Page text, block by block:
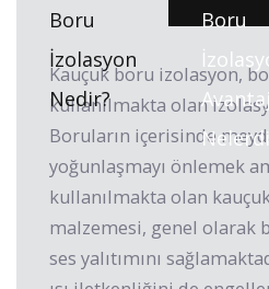
Boru
İzolasyon
Nedir?
Boru
Kauçuk boru izolasyon,
kullanılmakta olan
Boruların içerisinde
yoğunlaşmayı önlemek
kullanılmakta olan
malzemesi, genel olarak
ses yalıtımını